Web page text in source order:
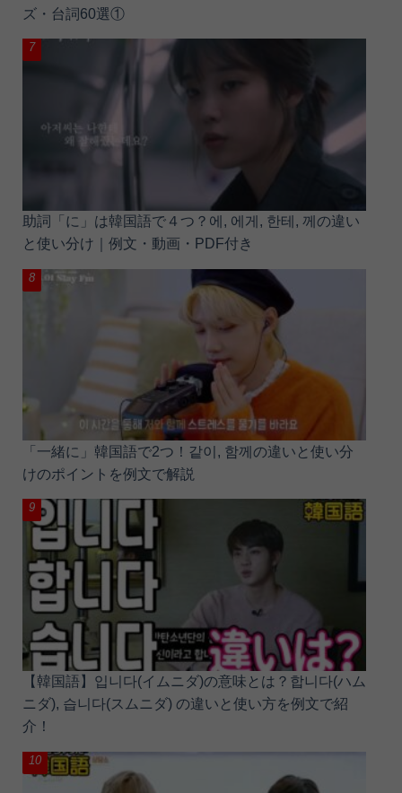
ズ・台詞60選①
助詞「に」は韓国語で４つ？에, 에게, 한테, 께の違い
と使い分け｜例文・動画・PDF付き
「一緒に」韓国語で2つ！같이, 함께の違いと使い分
けのポイントを例文で解説
【韓国語】입니다(イムニダ)の意味とは？합니다(ハム
ニダ), 습니다(スムニダ) の違いと使い方を例文で紹
介！